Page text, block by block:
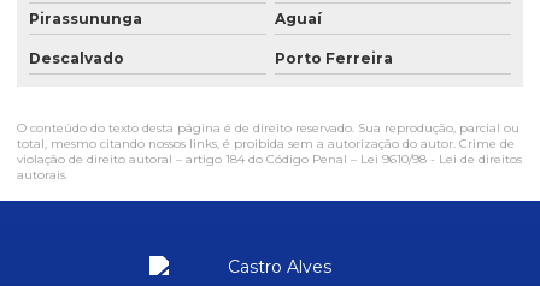
Manutenção em fábrica
Manutenção industrial
Mão de obra especializada construção civil
Mão de obra especializada em reformas
Pirassununga
Aguaí
Descalvado Porto Ferreira
O conteúdo do texto desta página é de direito reservado. Sua reprodução, parcial ou
total, mesmo citando nossos links, é proibida sem a autorização do autor. Crime de
violação de direito autoral – artigo 184 do Código Penal – Lei 9610/98 - Lei de direitos
autorais